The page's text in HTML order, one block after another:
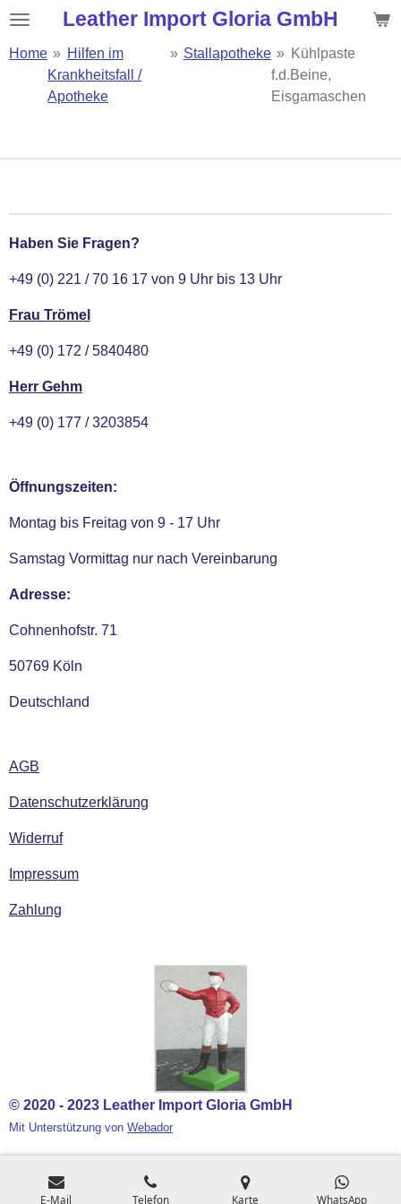
Zum
springen
Leather Import Gloria GmbH
Home » Hilfen im
Krankheitsfall /
Apotheke
» Stallapotheke » Kühlpaste
f.d.Beine,
Eisgamaschen
Haben Sie Fragen?
+49 (0) 221 / 70 16 17 von 9 Uhr bis 13 Uhr
Frau Trömel
+49 (0) 172 / 5840480
Herr Gehm
+49 (0) 177 / 3203854
Öffnungszeiten:
Montag bis Freitag von 9 - 17 Uhr
Samstag Vormittag nur nach Vereinbarung
Adresse:
Cohnenhofstr. 71
50769 Köln
Deutschland
AGB
Datenschutzerklärung
Widerruf
Impressum
Zahlung
© 2020 - 2023 Leather Import Gloria GmbH
Mit Unterstützung von Webador
E-Mail Telefon Karte WhatsApp